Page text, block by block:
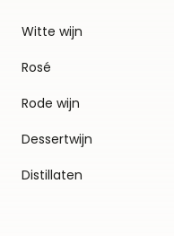
Witte wijn
Rosé
Rode wijn
Dessertwijn
Distillaten